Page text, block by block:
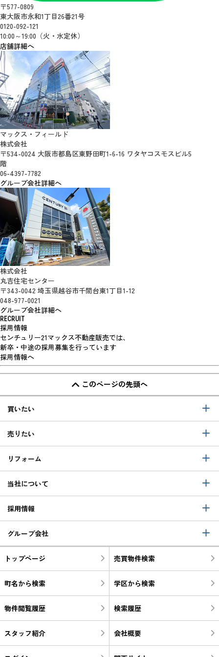
〒577-0809
東大阪市永和1丁目26番21号
0120-092-121
10:00～19:00（火・水定休）
店舗詳細へ
マックス・フィールド
株式会社
〒534-0024 大阪市都島区東野田町1-6-16 ワタヤコスモスビル5
階
06-4397-7782
グループ会社詳細へ
株式会社
丸吉住宅センター
〒343-0042 埼玉県越谷市千間台東1丁目1-12
048-977-0021
グループ会社詳細へ
RECRUIT
採用情報
センチュリー21マックス不動産販売では、
新卒・中途の採用募集を行っています
採用情報へ
このページの先頭へ
買いたい
売りたい
リフォーム
当社について
採用情報
グループ会社
トップページ 売買物件検索
町名から検索 学区から検索
物件閲覧履歴 検索履歴
スタッフ紹介 会社概要